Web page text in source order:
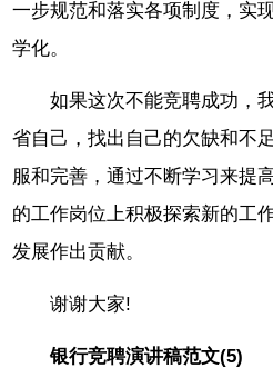
一步规范和落实各项制度，实
学化。
如果这次不能竞聘成功，
省自己，找出自己的欠缺和不
服和完善，通过不断学习来提
的工作岗位上积极探索新的工
发展作出贡献。
谢谢大家!
银行竞聘演讲稿范文(5)